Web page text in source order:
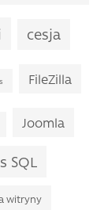
cesja
FileZilla
Joomla
SQL
witryny